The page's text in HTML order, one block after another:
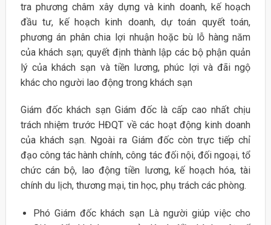
tra phương châm xây dựng và kinh doanh, kế hoạch
đầu tư, kế hoạch kinh doanh, dự toán quyết toán,
phương án phân chia lợi nhuận hoặc bù lỗ hàng năm
của khách sạn; quyết định thành lập các bộ phận quản
lý của khách sạn và tiền lương, phúc lợi và đãi ngộ
khác cho người lao động trong khách sạn
Giám đốc khách sạn Giám đốc là cấp cao nhất chịu
trách nhiệm trước HĐQT về các hoạt động kinh doanh
của khách sạn. Ngoài ra Giám đốc còn trực tiếp chỉ
đạo công tác hành chính, công tác đối nội, đối ngoại, tổ
chức cán bộ, lao động tiền lương, kế hoạch hóa, tài
chính du lịch, thương mại, tin học, phụ trách các phòng.
Phó Giám đốc khách sạn Là người giúp việc cho